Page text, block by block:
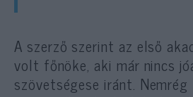
A szerző szerint az első
volt főnöke, aki már nincs
szövetségese iránt. Nemrég